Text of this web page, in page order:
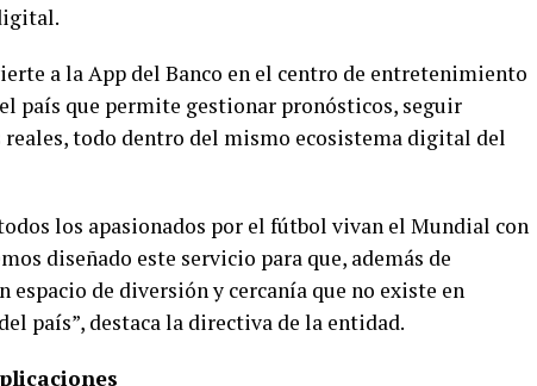
a la App del Banco en el centro de entretenimiento
país que permite gestionar pronósticos, seguir
todo dentro del mismo ecosistema digital del
los apasionados por el fútbol vivan el Mundial con
diseñado este servicio para que, además de
espacio de diversión y cercanía que no existe en
país”, destaca la directiva de la entidad.